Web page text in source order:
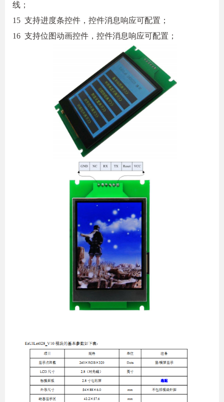
线；
15 支持进度条控件，控件消息响应可配置；
16 支持位图动画控件，控件消息响应可配置；